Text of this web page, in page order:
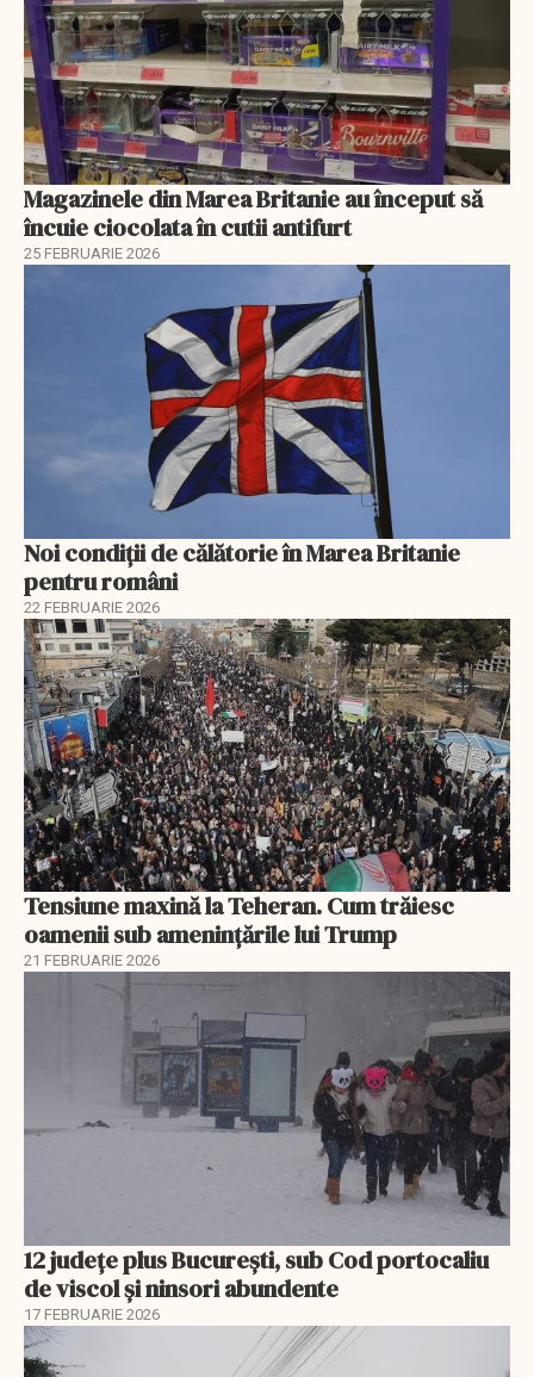
Magazinele din Marea Britanie au început să
încuie ciocolata în cutii antifurt
25 FEBRUARIE 2026
Noi condiții de călătorie în Marea Britanie
pentru români
22 FEBRUARIE 2026
Tensiune maxină la Teheran. Cum trăiesc
oamenii sub amenințările lui Trump
21 FEBRUARIE 2026
12 județe plus București, sub Cod portocaliu
de viscol și ninsori abundente
17 FEBRUARIE 2026